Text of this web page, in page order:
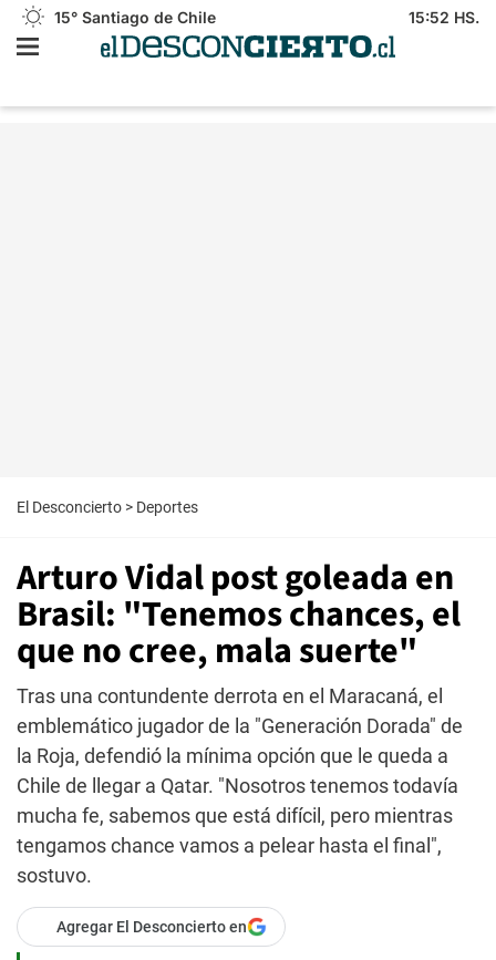
15° Santiago de Chile 15:52 HS.
El Desconcierto > Deportes
Arturo Vidal post goleada en
Brasil: "Tenemos chances, el
que no cree, mala suerte"
Tras una contundente derrota en el Maracaná, el
emblemático jugador de la "Generación Dorada" de
la Roja, defendió la mínima opción que le queda a
Chile de llegar a Qatar. "Nosotros tenemos todavía
mucha fe, sabemos que está difícil, pero mientras
tengamos chance vamos a pelear hasta el final",
sostuvo.
Agregar El Desconcierto en